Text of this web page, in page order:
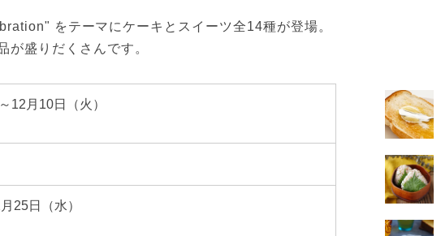
をテーマにケーキとスイーツ全14種が登場。
が盛りだくさんです。
12月10日（火）
25日（水）